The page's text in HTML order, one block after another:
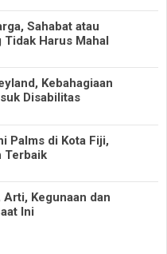
Sahabat atau
Tidak Harus Mahal
Kebahagiaan
Disabilitas
Palms di Kota Fiji,
Terbaik
Kegunaan dan
Ini